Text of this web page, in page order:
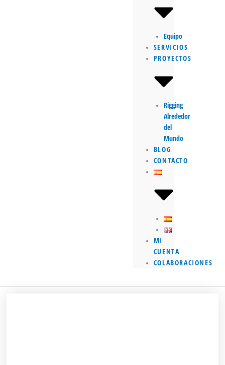
Equipo
SERVICIOS
PROYECTOS
Rigging
Alrededor
del
Mundo
BLOG
CONTACTO
MI
CUENTA
COLABORACIONES